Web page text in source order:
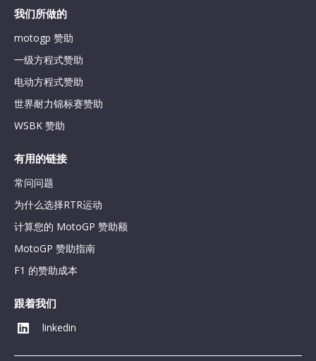
我们所做的
motogp 赞助
一级方程式赞助
电动方程式赞助
世界耐力锦标赛赞助
WSBK 赞助
有用的链接
常问问题
为什么选择RTR运动
计算您的 MotoGP 赞助额
MotoGP 赞助指南
F1 的赞助成本
跟着我们
linkedin